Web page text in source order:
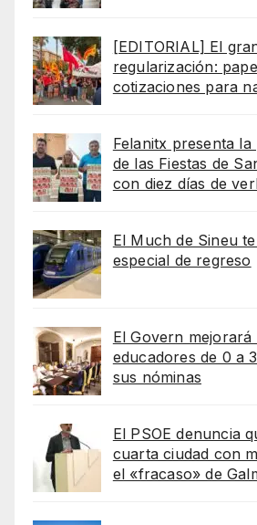
[EDITORIAL] El
regularización:
cotizaciones para
Felanitx presenta
de las Fiestas de
con diez días de
El Much de Sineu
especial de regreso
El Govern mejorará
educadores de 0 a
sus nóminas
El PSOE denuncia
cuarta ciudad con
el «fracaso» de